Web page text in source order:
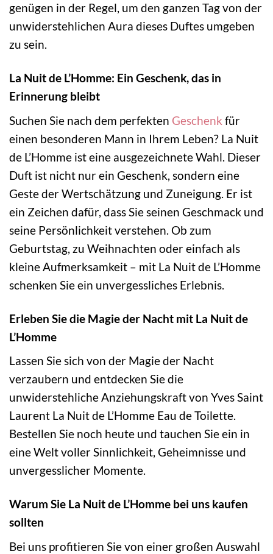
genügen in der Regel, um den ganzen Tag von der
unwiderstehlichen Aura dieses Duftes umgeben
zu sein.
La Nuit de L’Homme: Ein Geschenk, das in
Erinnerung bleibt
Suchen Sie nach dem perfekten Geschenk für
einen besonderen Mann in Ihrem Leben? La Nuit
de L’Homme ist eine ausgezeichnete Wahl. Dieser
Duft ist nicht nur ein Geschenk, sondern eine
Geste der Wertschätzung und Zuneigung. Er ist
ein Zeichen dafür, dass Sie seinen Geschmack und
seine Persönlichkeit verstehen. Ob zum
Geburtstag, zu Weihnachten oder einfach als
kleine Aufmerksamkeit – mit La Nuit de L’Homme
schenken Sie ein unvergessliches Erlebnis.
Erleben Sie die Magie der Nacht mit La Nuit de
L’Homme
Lassen Sie sich von der Magie der Nacht
verzaubern und entdecken Sie die
unwiderstehliche Anziehungskraft von Yves Saint
Laurent La Nuit de L’Homme Eau de Toilette.
Bestellen Sie noch heute und tauchen Sie ein in
eine Welt voller Sinnlichkeit, Geheimnisse und
unvergesslicher Momente.
Warum Sie La Nuit de L’Homme bei uns kaufen
sollten
Bei uns profitieren Sie von einer großen Auswahl